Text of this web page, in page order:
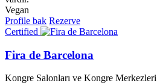
Vegan
Profile bak Rezerve
Certified
Fira de Barcelona
Kongre Salonları ve Kongre Merkezleri